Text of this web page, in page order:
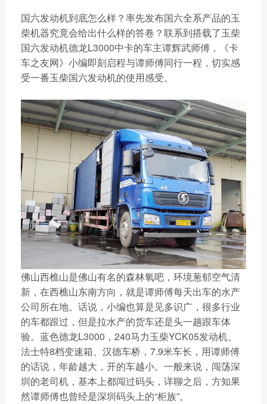
洲、欧洲等地设立了21
个销售大区、8个船电驻
外营销中心，490多家服
务代理商，44家船电销
服一体代理商，1500多
个服务网点
了解更多
获取更多帮助
联系我们
订购咨询
销售服务热线：
0775-3220350
24小时售后服务热线：
+86 95098
了解更多
联系我们
订购咨询
销售服务热线：
0775-3220350
24小时售后服务热线：
+86 95098
国六发动机到底怎么样？率先发布国六全系产品的玉
柴机器究竟会给出什么样的答卷？联系到搭载了玉柴
国六发动机德龙L3000中卡的车主谭辉武师傅，《卡
车之友网》小编即刻启程与谭师傅同行一程，切实感
受一番玉柴国六发动机的使用感受。
佛山西樵山是佛山有名的森林氧吧，环境葱郁空气清
新，在西樵山东南方向，就是谭师傅每天出车的水产
公司所在地。话说，小编也算是见多识广，很多行业
的车都跟过，但是拉水产的货车还是头一趟跟车体
验。蓝色德龙L3000，240马力玉柴YCK05发动机、
法士特8档变速箱、汉德车桥，7.9米车长，用谭师傅
的话说，年龄越大，开的车越小。一般来说，闯荡深
圳的老司机，基本上都闯过码头，详聊之后，方知果
然谭师傅也曾经是深圳码头上的“柜族”。